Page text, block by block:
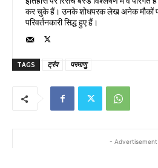
कर चुके हैं। उनके शोधपरक लेख अनेक मौकों पर
परिवर्तनकारी सिद्ध हुए हैं।
TAGS ट्रंप परमाणु
-